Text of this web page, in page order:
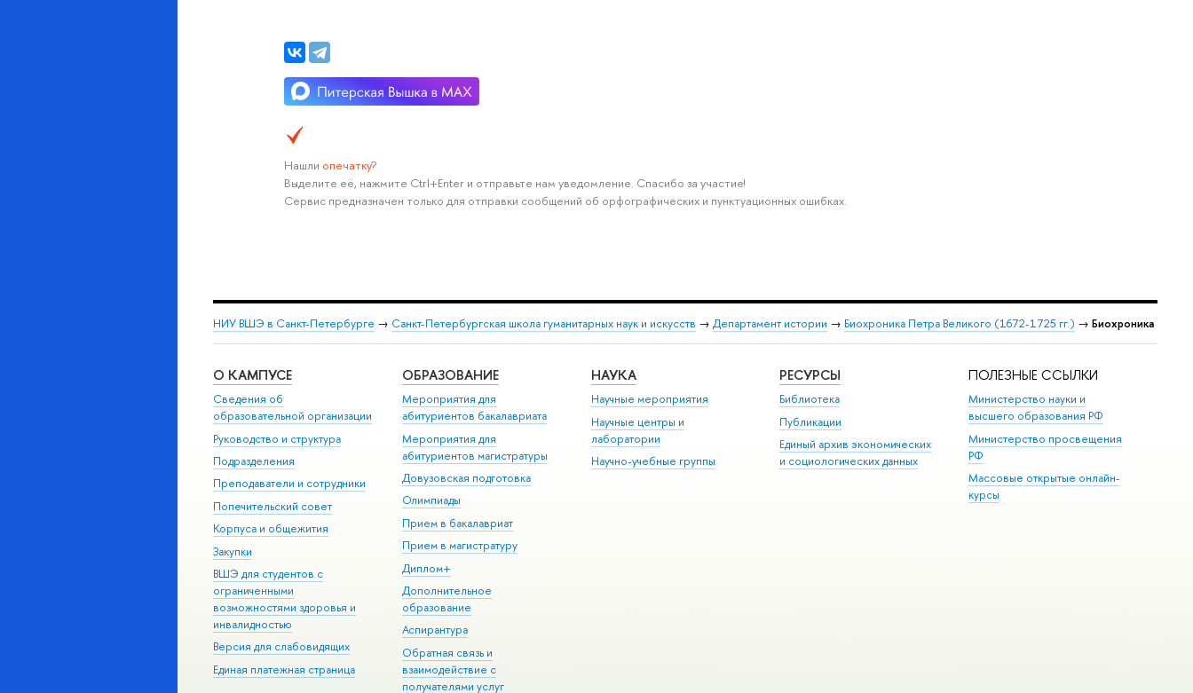
Нашли опечатку?
Выделите её, нажмите Ctrl+Enter и отправьте нам уведомление. Спасибо за участие!
Сервис предназначен только для отправки сообщений об орфографических и пунктуационных ошибках.
НИУ ВШЭ в Санкт-Петербурге → Санкт-Петербургская школа гуманитарных наук и искусств → Департамент истории → Биохроника Петра Великого (1672-1725 гг.) → Биохроника
О КАМПУСЕ
Сведения об
образовательной организации
Руководство и структура
Подразделения
Преподаватели и сотрудники
Попечительский совет
Корпуса и общежития
Закупки
ВШЭ для студентов с
ограниченными
возможностями здоровья и
инвалидностью
Версия для слабовидящих
Единая платежная страница
ОБРАЗОВАНИЕ
Мероприятия для
абитуриентов бакалавриата
Мероприятия для
абитуриентов магистратуры
Довузовская подготовка
Олимпиады
Прием в бакалавриат
Прием в магистратуру
Диплом+
Дополнительное
образование
Аспирантура
Обратная связь и
взаимодействие с
получателями услуг
НАУКА
Научные мероприятия
Научные центры и
лаборатории
Научно-учебные группы
РЕСУРСЫ
Библиотека
Публикации
Единый архив экономических
и социологических данных
ПОЛЕЗНЫЕ ССЫЛКИ
Министерство науки и
высшего образования РФ
Министерство просвещения
РФ
Массовые открытые онлайн-
курсы